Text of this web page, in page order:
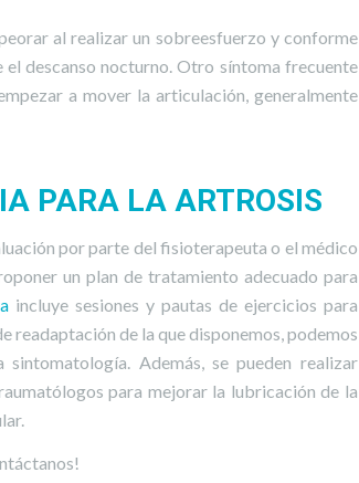
al realizar un sobreesfuerzo y conforme
descanso nocturno. Otro síntoma frecuente
a mover la articulación, generalmente
PARA LA ARTROSIS
por parte del fisioterapeuta o el médico
un plan de tratamiento adecuado para
incluye sesiones y pautas de ejercicios para
readaptación de la que disponemos, podemos
Además, se pueden realizar
para mejorar la lubricación de la